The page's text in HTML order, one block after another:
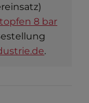
8 bar
.